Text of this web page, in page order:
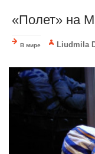
«Полет» на
В мире Liudmila